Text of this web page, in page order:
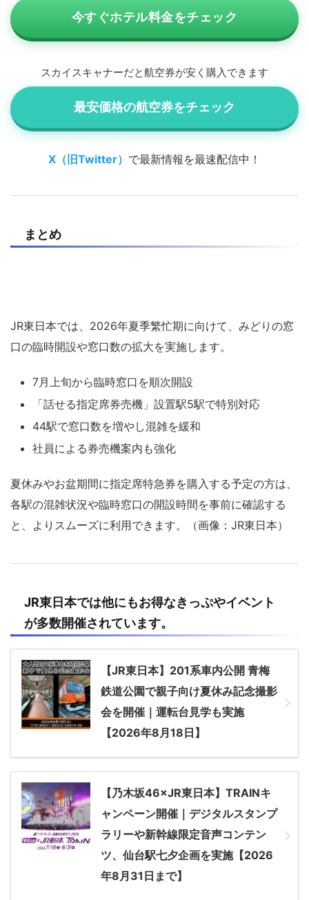
今すぐホテル料金をチェック
スカイスキャナーだと航空券が安く購入できます
最安価格の航空券をチェック
X（旧Twitter） で最新情報を最速配信中！
まとめ
JR東日本では、2026年夏季繁忙期に向けて、みどりの窓
口の臨時開設や窓口数の拡大を実施します。
7月上旬から臨時窓口を順次開設
「話せる指定席券売機」設置駅5駅で特別対応
44駅で窓口数を増やし混雑を緩和
社員による券売機案内も強化
夏休みやお盆期間に指定席特急券を購入する予定の方は、
各駅の混雑状況や臨時窓口の開設時間を事前に確認する
と、よりスムーズに利用できます。（画像：JR東日本）
JR東日本では他にもお得なきっぷやイベント
が多数開催されています。
【JR東日本】201系車内公開 青梅
鉄道公園で親子向け夏休み記念撮影
会を開催｜運転台見学も実施
【2026年8月18日】
【乃木坂46×JR東日本】TRAINキ
ャンペーン開催｜デジタルスタンプ
ラリーや新幹線限定音声コンテン
ツ、仙台駅七夕企画を実施【2026
年8月31日まで】